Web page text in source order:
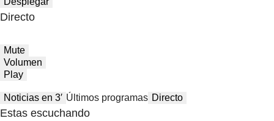
Directo
Mute
Volumen
Play
Noticias en 3′ Últimos programas Directo
Estas escuchando